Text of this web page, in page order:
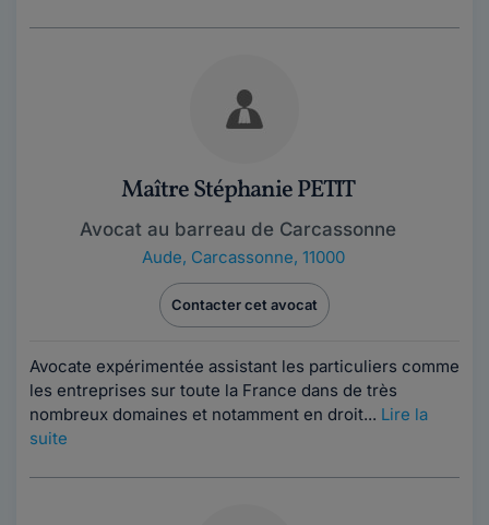
Maître Stéphanie PETIT
Avocat au barreau de Carcassonne
Aude, Carcassonne, 11000
Contacter cet avocat
Avocate expérimentée assistant les particuliers comme
les entreprises sur toute la France dans de très
nombreux domaines et notamment en droit... Lire la
suite